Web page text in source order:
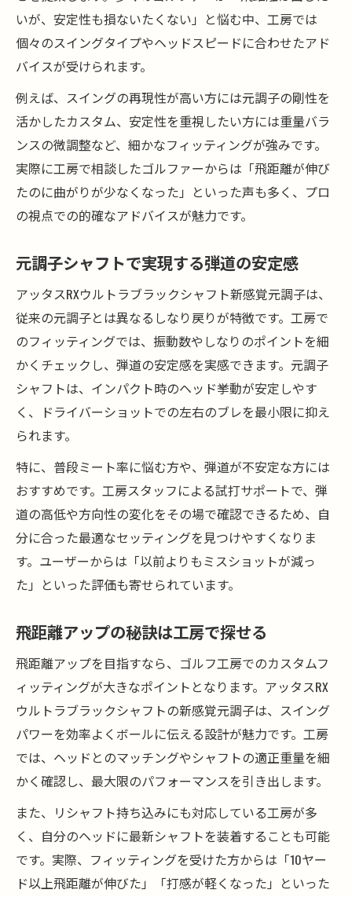
いが、安定性も損ないたくない」と悩む中、工房では
個々のスイングタイプやヘッドスピードに合わせたアド
バイスが受けられます。
例えば、スイングの再現性が高い方には元調子の剛性を
活かしたカスタム、安定性を重視したい方には重量バラ
ンスの微調整など、細かなフィッティングが強みです。
実際に工房で相談したゴルファーからは「飛距離が伸び
たのに曲がりが少なくなった」といった声も多く、プロ
の視点での的確なアドバイスが魅力です。
元調子シャフトで実現する弾道の安定感
アッタスRXウルトラブラックシャフト新感覚元調子は、
従来の元調子とは異なるしなり戻りが特徴です。工房で
のフィッティングでは、振動数やしなりのポイントを細
かくチェックし、弾道の安定感を実感できます。元調子
シャフトは、インパクト時のヘッド挙動が安定しやす
く、ドライバーショットでの左右のブレを最小限に抑え
られます。
特に、普段ミート率に悩む方や、弾道が不安定な方には
おすすめです。工房スタッフによる試打サポートで、弾
道の高低や方向性の変化をその場で確認できるため、自
分に合った最適なセッティングを見つけやすくなりま
す。ユーザーからは「以前よりもミスショットが減っ
た」といった評価も寄せられています。
飛距離アップの秘訣は工房で探せる
飛距離アップを目指すなら、ゴルフ工房でのカスタムフ
ィッティングが大きなポイントとなります。アッタスRX
ウルトラブラックシャフトの新感覚元調子は、スイング
パワーを効率よくボールに伝える設計が魅力です。工房
では、ヘッドとのマッチングやシャフトの適正重量を細
かく確認し、最大限のパフォーマンスを引き出します。
また、リシャフト持ち込みにも対応している工房が多
く、自分のヘッドに最新シャフトを装着することも可能
です。実際、フィッティングを受けた方からは「10ヤー
ド以上飛距離が伸びた」「打感が軽くなった」といった